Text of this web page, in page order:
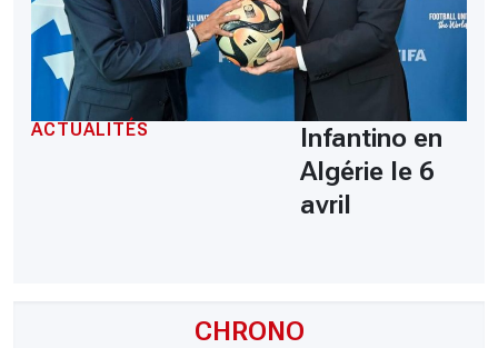
CHRONO
ACTUALITÉS
Infantino en
Algérie le 6
avril